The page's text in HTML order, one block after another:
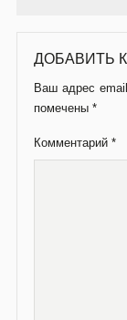
ДОБАВИТЬ
Ваш адрес
помечены *
Комментарий *